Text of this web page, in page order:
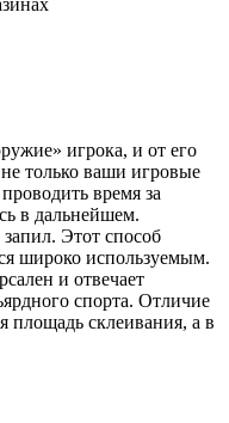
игрока, и от его
только ваши игровые
время за
в дальнейшем.
Этот способ
широко используемым.
и отвечает
спорта. Отличие
площадь склеивания, а в